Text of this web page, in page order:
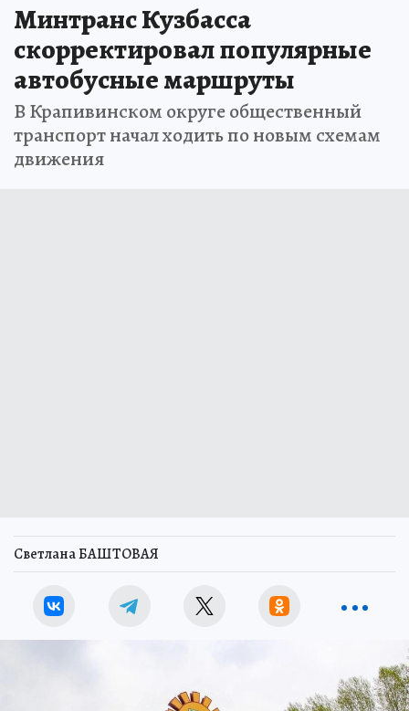
Минтранс Кузбасса
скорректировал популярные
автобусные маршруты
В Крапивинском округе общественный
транспорт начал ходить по новым схемам
движения
Светлана БАШТОВАЯ